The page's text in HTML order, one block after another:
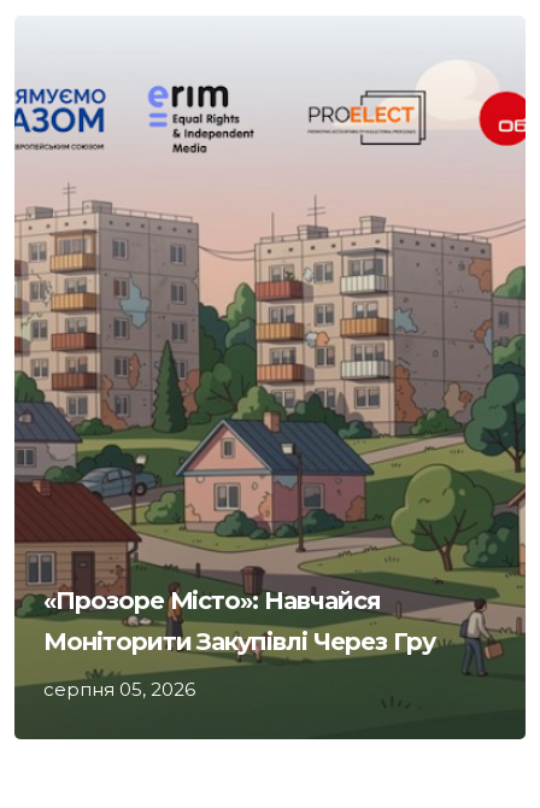
«Прозоре Місто»: Навчайся
Моніторити Закупівлі Через Гру
серпня 05, 2026